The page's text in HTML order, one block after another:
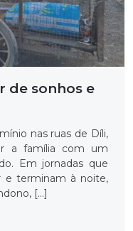
de sonhos e
nas ruas de Díli,
a família com um
Em jornadas que
e terminam à noite,
[…]